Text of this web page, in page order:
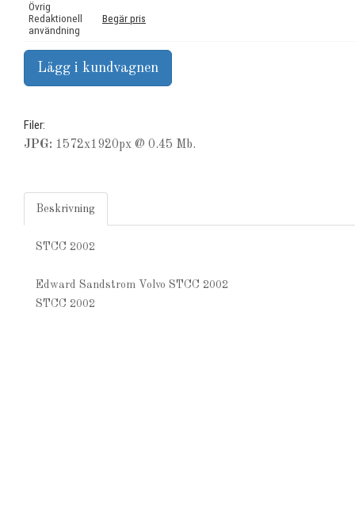
Övrig
Redaktionell
användning
Begär pris
Filer:
JPG: 1572x1920px @ 0.45 Mb.
Beskrivning
STCC 2002
Edward Sandstrom Volvo STCC 2002
STCC 2002